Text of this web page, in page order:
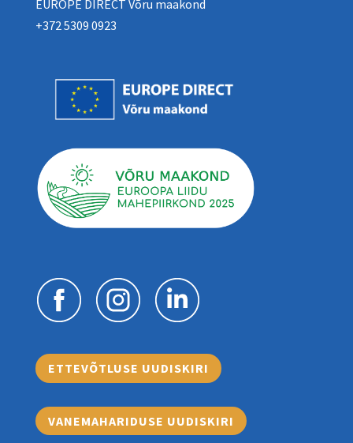
EUROPE DIRECT Võru maakond
+372 5309 0923
ETTEVÕTLUSE UUDISKIRI
VANEMAHARIDUSE UUDISKIRI